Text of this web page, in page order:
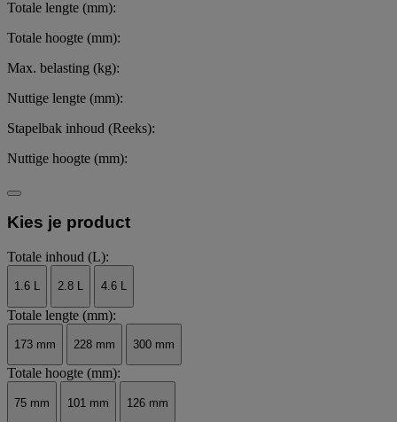
Totale lengte (mm):
Totale hoogte (mm):
Max. belasting (kg):
Nuttige lengte (mm):
Stapelbak inhoud (Reeks):
Nuttige hoogte (mm):
Kies je product
Totale inhoud (L):
1.6 L 2.8 L 4.6 L
Totale lengte (mm):
173 mm 228 mm 300 mm
Totale hoogte (mm):
75 mm 101 mm 126 mm